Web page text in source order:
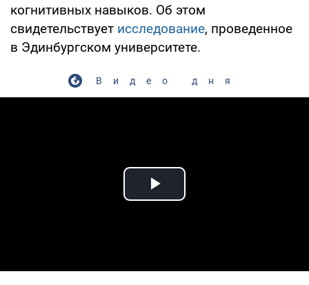
когнитивных навыков. Об этом
свидетельствует исследование, проведенное
в Эдинбургском университете.
Видео дня
Play Video